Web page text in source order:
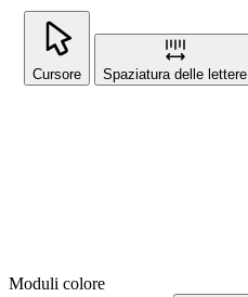
Cursore Spaziatura delle lettere
Moduli colore